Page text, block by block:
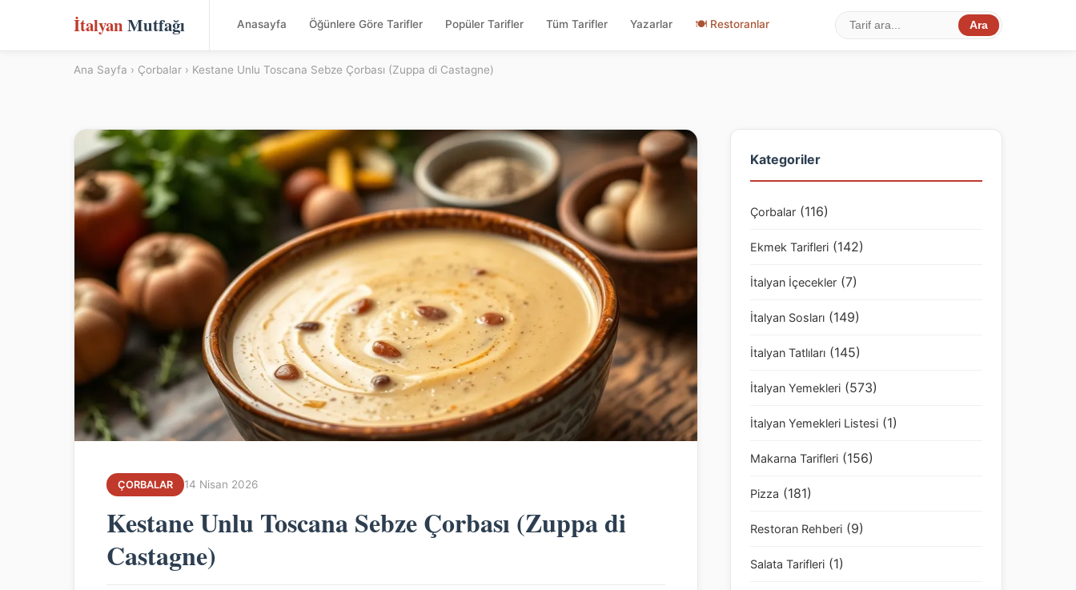
İtalyan Mutfağı Anasayfa Öğünlere Göre Tarifler Popüler Tarifler Tüm Tarifler Yazarlar 🍽 Restoranlar Ara
Ana Sayfa › Çorbalar › Kestane Unlu Toscana Sebze Çorbası (Zuppa di Castagne)
ÇORBALAR 14 Nisan 2026
Kestane Unlu Toscana Sebze Çorbası (Zuppa di
Castagne)
Kategoriler
Çorbalar (116)
Ekmek Tarifleri (142)
İtalyan İçecekler (7)
İtalyan Sosları (149)
İtalyan Tatlıları (145)
İtalyan Yemekleri (573)
İtalyan Yemekleri Listesi (1)
Makarna Tarifleri (156)
Pizza (181)
Restoran Rehberi (9)
Salata Tarifleri (1)